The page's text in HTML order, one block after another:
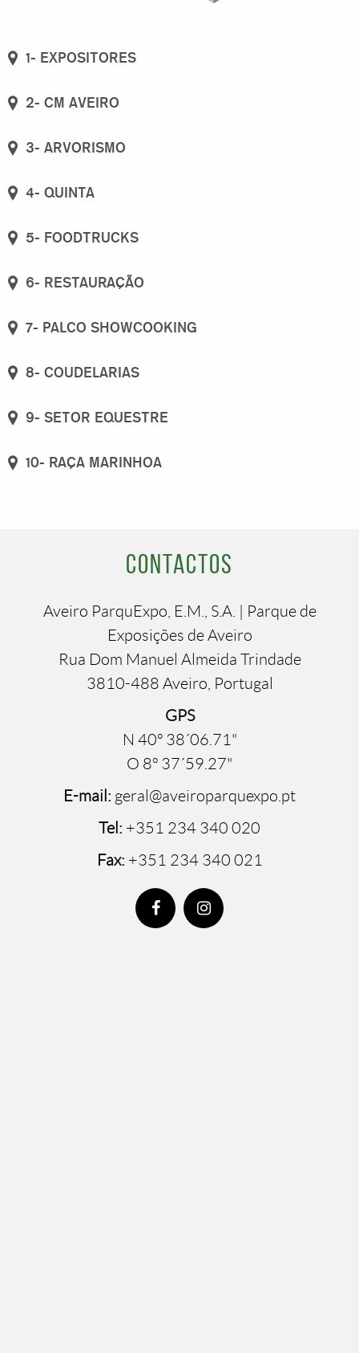
1- EXPOSITORES
2- CM AVEIRO
3- ARVORISMO
4- QUINTA
5- FOODTRUCKS
6- RESTAURAÇÃO
7- PALCO SHOWCOOKING
8- COUDELARIAS
9- SETOR EQUESTRE
10- RAÇA MARINHOA
Contactos
Aveiro ParquExpo, E.M., S.A. | Parque de
Exposições de Aveiro
Rua Dom Manuel Almeida Trindade
3810-488 Aveiro, Portugal
GPS
N 40º 38´06.71"
O 8º 37´59.27"
E-mail: geral@aveiroparquexpo.pt
Tel: +351 234 340 020
Fax: +351 234 340 021